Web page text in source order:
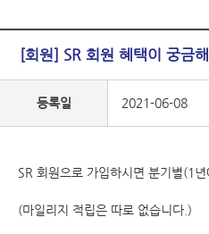
[회원] SR 회원 혜택이 궁금
등록일 2021-06-08
SR 회원으로 가입하시면 분기별(1
(마일리지 적립은 따로 없습니다.)